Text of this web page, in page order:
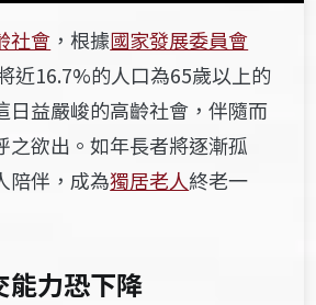
社會 ，根據國家發展委員會
近16.7%的人口為65歲以上的
日益嚴峻的高齡社會，伴隨而
之欲出。如年長者將逐漸孤
陪伴，成為獨居老人終老一
能力恐下降